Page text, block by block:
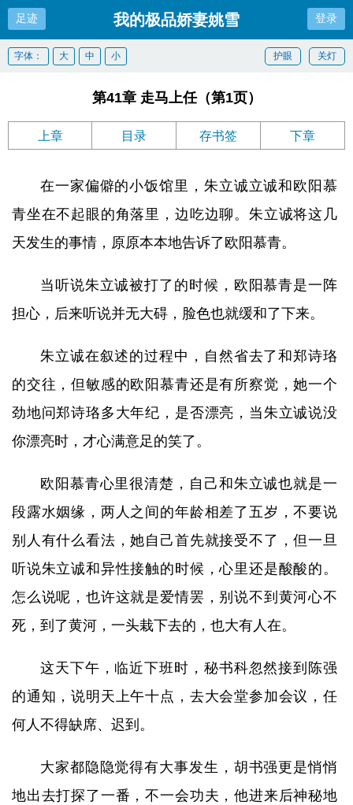
足迹 我的极品娇妻姚雪 登录
关灯
护眼
字体： 大 中 小
第41章 走马上任（第1页）
上章 目录 存书签 下章
在一家偏僻的小饭馆里，朱立诚立诚和欧阳慕
青坐在不起眼的角落里，边吃边聊。朱立诚将这几
天发生的事情，原原本本地告诉了欧阳慕青。
当听说朱立诚被打了的时候，欧阳慕青是一阵
担心，后来听说并无大碍，脸色也就缓和了下来。
朱立诚在叙述的过程中，自然省去了和郑诗珞
的交往，但敏感的欧阳慕青还是有所察觉，她一个
劲地问郑诗珞多大年纪，是否漂亮，当朱立诚说没
你漂亮时，才心满意足的笑了。
欧阳慕青心里很清楚，自己和朱立诚也就是一
段露水姻缘，两人之间的年龄相差了五岁，不要说
别人有什么看法，她自己首先就接受不了，但一旦
听说朱立诚和异性接触的时候，心里还是酸酸的。
怎么说呢，也许这就是爱情罢，别说不到黄河心不
死，到了黄河，一头栽下去的，也大有人在。
这天下午，临近下班时，秘书科忽然接到陈强
的通知，说明天上午十点，去大会堂参加会议，任
何人不得缺席、迟到。
大家都隐隐觉得有大事发生，胡书强更是悄悄
地出去打探了一番，不一会功夫，他进来后神秘地